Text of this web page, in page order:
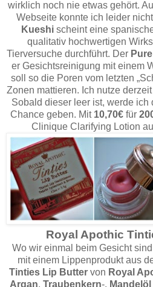
wirklich noch nie etwas gehört.
Webseite konnte ich leider
Kueshi scheint eine
qualitativ hochwertigen
Tierversuche durchführt. Der
er Gesichtsreinigung mit einem
soll so die Poren vom letzten
Zonen mattieren. Ich nutze
Sobald dieser leer ist, werde
Chance geben. Mit 10,70€ für
Clinique Clarifying Lotion
Royal Apothic
Wo wir einmal beim Gesicht
mit einem Lippenprodukt aus
Tinties Lip Butter von Royal
Argan, Traubenkern-, Mandelöl